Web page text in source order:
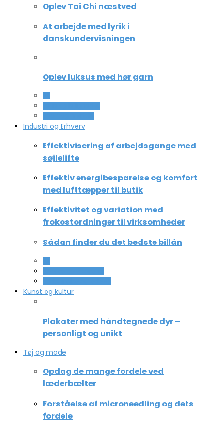
Oplev Tai Chi næstved
At arbejde med lyrik i
danskundervisningen
Oplev luksus med hør garn
Industri og Erhverv
Effektivisering af arbejdsgange med
søjlelifte
Effektiv energibesparelse og komfort
med lufttæpper til butik
Effektivitet og variation med
frokostordninger til virksomheder
Sådan finder du det bedste billån
Kunst og kultur
Plakater med håndtegnede dyr –
personligt og unikt
Tøj og mode
Opdag de mange fordele ved
læderbælter
Forståelse af microneedling og dets
fordele